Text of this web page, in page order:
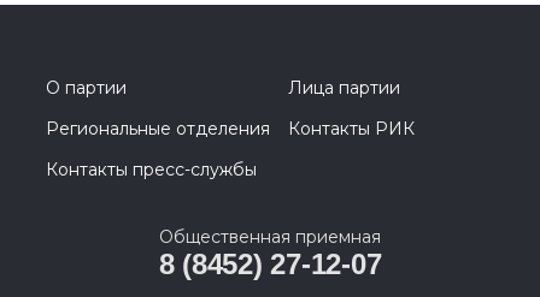
О партии
Лица партии
Региональные отделения
Контакты РИК
Контакты пресс-службы
Общественная приемная
8 (8452) 27-12-07